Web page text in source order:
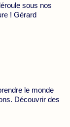
sous nos
! Gérard
le monde
Découvrir des